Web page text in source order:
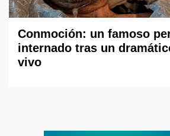
Conmoción: un famoso
internado tras un
vivo